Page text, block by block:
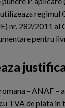
regimul
nr. 282/2011
pentru
– ANAF –
TVA de plata in